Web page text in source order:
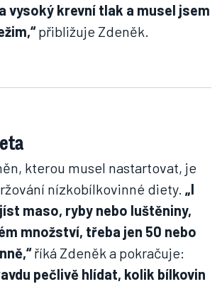
vysoký krevní tlak a musel jsem
přibližuje Zdeněk.
kterou musel nastartovat, je
nízkobílkovinné diety. „I
maso, ryby nebo luštěniny,
množství, třeba jen 50 nebo
říká Zdeněk a pokračuje:
pečlivě hlídat, kolik bílkovin